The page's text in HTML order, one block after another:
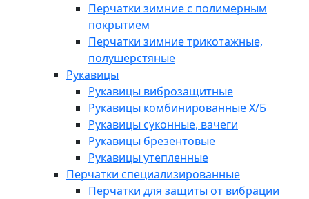
Перчатки зимние с полимерным
покрытием
Перчатки зимние трикотажные,
полушерстяные
Рукавицы
Рукавицы виброзащитные
Рукавицы комбинированные Х/Б
Рукавицы суконные, вачеги
Рукавицы брезентовые
Рукавицы утепленные
Перчатки специализированные
Перчатки для защиты от вибрации